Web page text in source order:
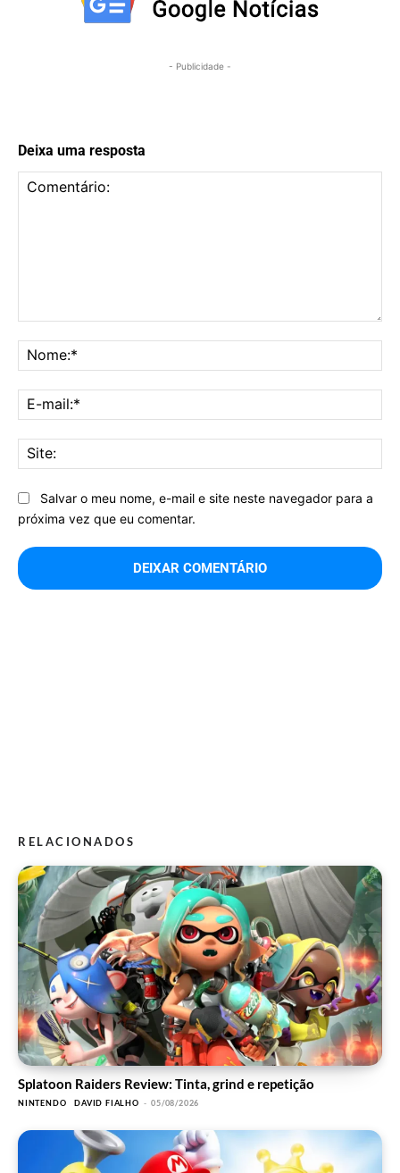
- Publicidade -
Deixa uma resposta
Salvar o meu nome, e-mail e site neste navegador para a
próxima vez que eu comentar.
RELACIONADOS
Splatoon Raiders Review: Tinta, grind e repetição
NINTENDO DAVID FIALHO - 05/08/2026